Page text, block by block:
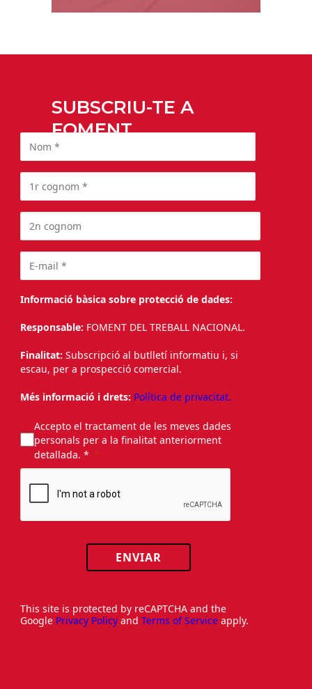
SUBSCRIU-TE A
FOMENT
Informació bàsica sobre protecció de dades:
Responsable: FOMENT DEL TREBALL NACIONAL.
Finalitat: Subscripció al butlletí informatiu i, si
escau, per a prospecció comercial.
Més informació i drets: Política de privacitat.
Accepto el tractament de les meves dades
personals per a la finalitat anteriorment
detallada. *
ENVIAR
This site is protected by reCAPTCHA and the
Google Privacy Policy and Terms of Service apply.